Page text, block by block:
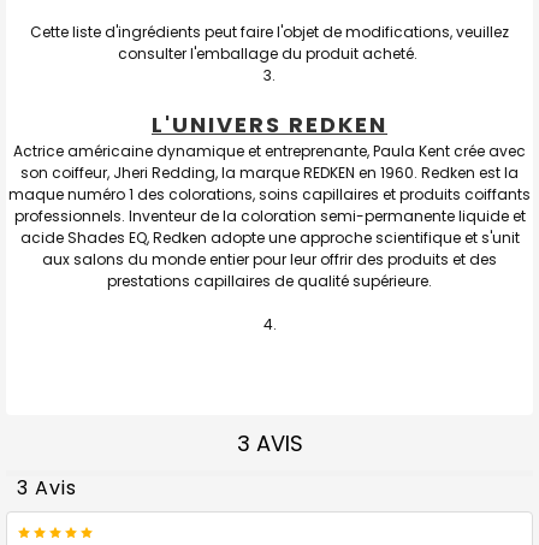
Cette liste d'ingrédients peut faire l'objet de modifications, veuillez
consulter l'emballage du produit acheté.
L'UNIVERS REDKEN
Actrice américaine dynamique et entreprenante, Paula Kent crée avec
son coiffeur, Jheri Redding, la marque REDKEN en 1960. Redken est la
maque numéro 1 des colorations, soins capillaires et produits coiffants
professionnels. Inventeur de la coloration semi-permanente liquide et
acide Shades EQ, Redken adopte une approche scientifique et s'unit
aux salons du monde entier pour leur offrir des produits et des
prestations capillaires de qualité supérieure.
3 AVIS
3 Avis
5